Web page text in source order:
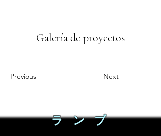
Galería de proyectos
Previous Next
ラ ン ブ